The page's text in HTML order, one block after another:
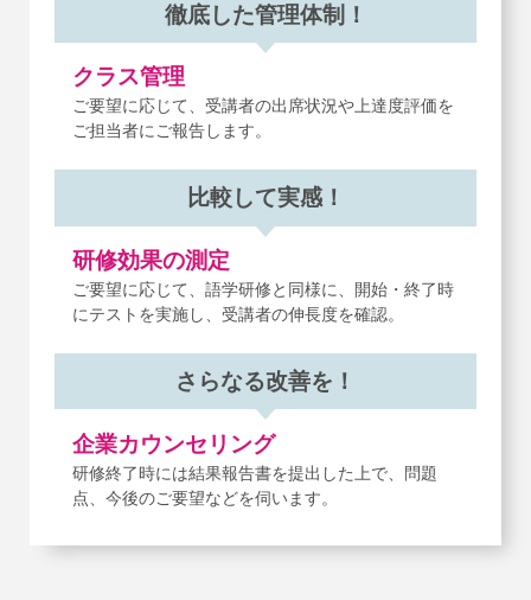
徹底した管理体制！
クラス管理
ご要望に応じて、受講者の出席状況や上達度評価を
ご担当者にご報告します。
比較して実感！
研修効果の測定
ご要望に応じて、語学研修と同様に、開始・終了時
にテストを実施し、受講者の伸長度を確認。
さらなる改善を！
企業カウンセリング
研修終了時には結果報告書を提出した上で、問題
点、 今後のご要望などを伺います。